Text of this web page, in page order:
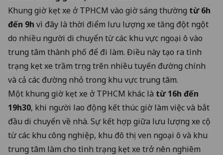
Khung giờ kẹt xe ở TPHCM vào giờ sáng thường từ 6h
đến 9h vì đây là thời điểm lưu lượng xe tăng đột ngột
do nhiều người di chuyển từ các khu vực ngoại ô vào
trung tâm thành phố để đi làm. Điều này tạo ra tình
trạng kẹt xe trầm trọng trên nhiều tuyến đường chính
và cả các đường nhỏ trong khu vực trung tâm.
Một khung giờ kẹt xe ở TPHCM khác là từ 16h đến
19h30, khi người lao động kết thúc giờ làm việc và bắt
đầu di chuyển về nhà. Sự kết hợp giữa lưu lượng xe cộ
từ các khu công nghiệp, khu đô thị ven ngoại ô và khu
trung tâm làm cho tình trạng kẹt xe trở nên nghiêm